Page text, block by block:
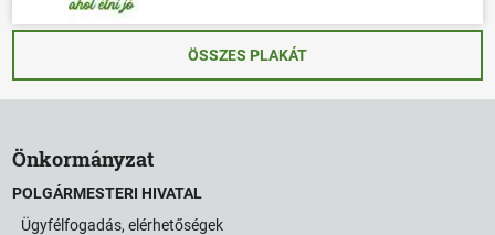
ÖSSZES PLAKÁT
Önkormányzat
POLGÁRMESTERI HIVATAL
Ügyfélfogadás, elérhetőségek